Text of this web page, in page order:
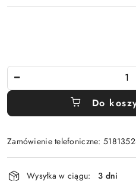
Do
Zamówienie telefoniczne:
Dostępność
Wysyłka w ciągu:
3 dni